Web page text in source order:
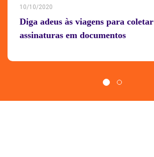
10/10/2020
Diga adeus às viagens para coletar
assinaturas em documentos